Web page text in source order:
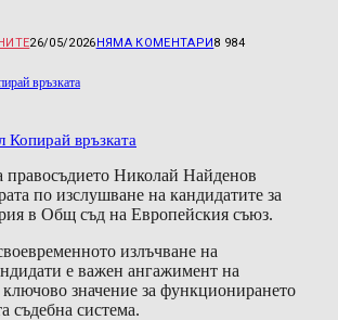
26/05/2026НЯМА КОМЕНТАРИ8 984
връзката
Копирай връзката
Николай Найденов
по изслушване на кандидатите за
в Общ съд на Европейския съюз.
излъчване на
е важен ангажимент на
значение за функционирането
съдебна система.